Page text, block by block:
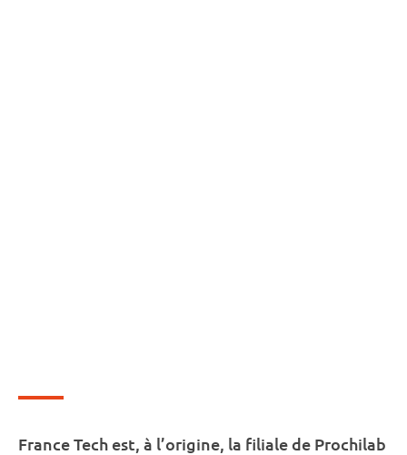
France Tech est, à l’origine, la filiale de Prochilab